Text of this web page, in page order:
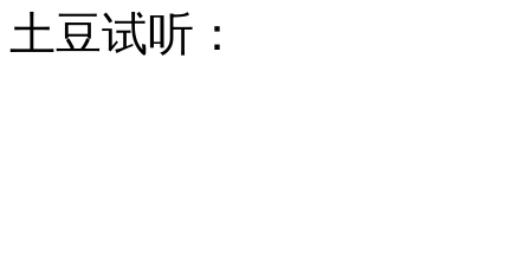
土豆试听：